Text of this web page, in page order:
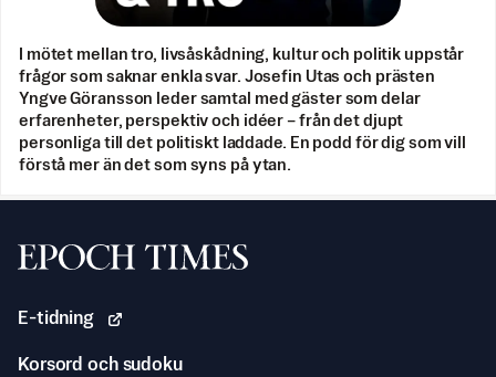
I mötet mellan tro, livsåskådning, kultur och politik uppstår
frågor som saknar enkla svar. Josefin Utas och prästen
Yngve Göransson leder samtal med gäster som delar
erfarenheter, perspektiv och idéer – från det djupt
personliga till det politiskt laddade. En podd för dig som vill
förstå mer än det som syns på ytan.
Svenska Epoch Times
E-tidning
Korsord och sudoku